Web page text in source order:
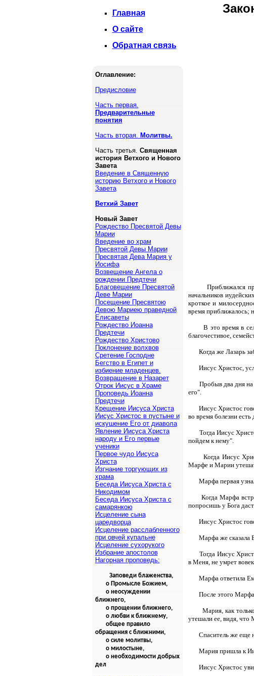
Приближался
начальников
кроткое и
время приближалось;
В это время в
благочестивое,
Когда же Лазарь
Иисус Христос,
Пробыв два дня на
его".
Иисус Христос
во время болезни
Тогда Иисус
пойдем к нему".
Когда Иисус
Марфе и Марии
Марфа первая
Когда Марфа
попросишь у Бога
Иисус Христос
Марфа же сказала
Тогда Иисус
в Меня, не умрет
Марфа ответила
После этого
Мария, как
утешали ее, видя, что
Спаситель же еще
Мария пришла к
Иисус Христос
Оглавление:
Предисловие
Часть первая.
Предварительные
понятия
Часть вторая. Молитвы.
Часть третья. Священная
история Ветхого и Нового
Завета
Введение в Священную
историю Ветхого и Нового
Завета
Ветхий Завет
Новый Завет
Рождество Пресвятой Девы
Марии
Введение во храм
Пресвятой Девы Марии
Пресвятая Дева Мария у
Иосифа
Возвещение Ангела о
рождении Предтечи
Благовещение Пресвятой
Деве Марии
Посещение Пресвятою
Девою Мариею праведной
Елисаветы
Рождество Иоанна
Предтечи
Рождество Христово
Поклонение волхвов
Сретение Господне
Бегство в Египет и
избиение младенцев.
Возвращение в Назарет
Отрок Иисус в Храме
Проповедь Иоанна
Предтечи
Крещение Иисуса Христа
Иисус Христос в пустыне и
искушение Его от диавола
Явление Иисуса Христа
народу и Его первые
ученики
Первое чудо Иисуса
Христа
Изгнание торгующих из
храма
Беседа Иисуса Христа с
Никодимом
Беседа Иисуса Христа с
самарянкою
Исцеление сына
царедворца
Исцеление расслабленного
при овчей купальне
Исцеление сухорукого
Избрание апостолов
Нагорная проповедь:
Заповеди блаженства,
о Промысле Божием,
о неосуждении
ближнего,
о прощении ближнего,
о любви к ближнему,
общее правило
обращения с ближними,
о силе молитвы,
о милостыне,
о необходимости добрых
дел
Главная
О сайте
Обратная связь